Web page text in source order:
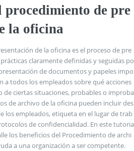
de pre
la oficina
de la oficina es el proceso de pre
claramente definidas y seguidas po
de documentos y papeles impo
a todos los empleados sobre qué acciones
de ciertas situaciones, probables o improba
de archivo de la oficina pueden incluir des
los empleados, etiqueta en el lugar de trab
de confidencialidad. En este tutoria
los beneficios del Procedimiento de archi
a una organización a ser competente.